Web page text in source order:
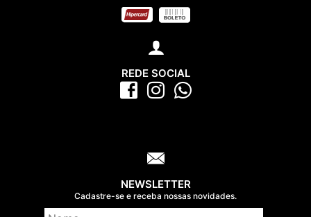
REDE SOCIAL
NEWSLETTER
Cadastre-se e receba nossas novidades.